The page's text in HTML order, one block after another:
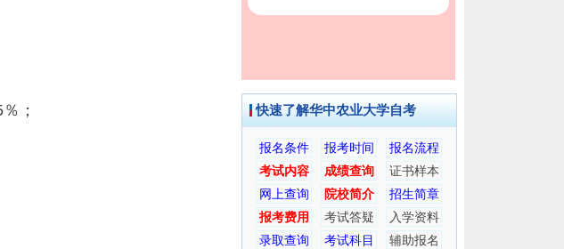
；
快速了解华中农业大学自考
报名条件 报考时间
报名流程
考试内容
成绩查询
证书样本
网上查询
院校简介
招生简章
报考费用
考试答疑
入学资料
录取查询
考试科目 辅助报名